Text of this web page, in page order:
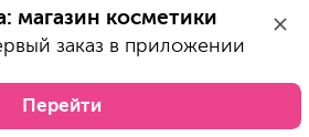
магазин косметики
заказ в приложении
Перейти